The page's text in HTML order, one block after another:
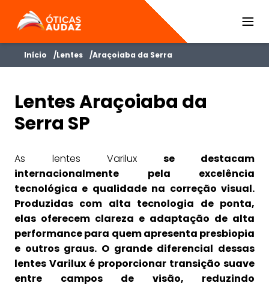
ÓTICAS AUDAZ
Início Lentes Araçoiaba da Serra
Lentes Araçoiaba da
Serra SP
As lentes Varilux se destacam
internacionalmente pela excelência
tecnológica e qualidade na correção visual.
Produzidas com alta tecnologia de ponta,
elas oferecem clareza e adaptação de alta
performance para quem apresenta presbiopia
e outros graus. O grande diferencial dessas
lentes Varilux é proporcionar transição suave
entre campos de visão, reduzindo